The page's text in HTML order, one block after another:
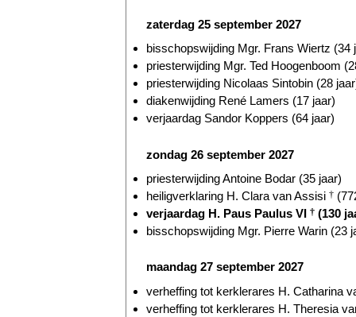
zaterdag 25 september 2027
bisschopswijding Mgr. Frans Wiertz (34
priesterwijding Mgr. Ted Hoogenboom
priesterwijding Nicolaas Sintobin (28
diakenwijding René Lamers (17 jaar)
verjaardag Sandor Koppers (64 jaar)
zondag 26 september 2027
priesterwijding Antoine Bodar (35 jaar)
heiligverklaring H. Clara van Assisi †
verjaardag H. Paus Paulus VI † (130
bisschopswijding Mgr. Pierre Warin (23
maandag 27 september 2027
verheffing tot kerklerares H. Catharina
verheffing tot kerklerares H. Theresia